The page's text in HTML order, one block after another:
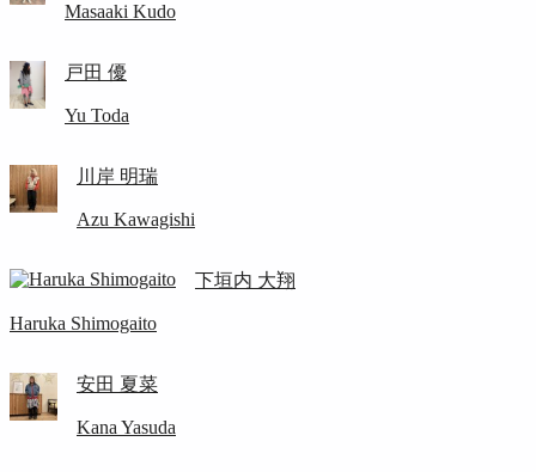
Masaaki Kudo
戸田 優
Yu Toda
川岸 明瑞
Azu Kawagishi
下垣内 大翔
Haruka Shimogaito
安田 夏菜
Kana Yasuda